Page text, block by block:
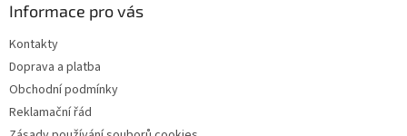
Informace pro vás
Kontakty
Doprava a platba
Obchodní podmínky
Reklamační řád